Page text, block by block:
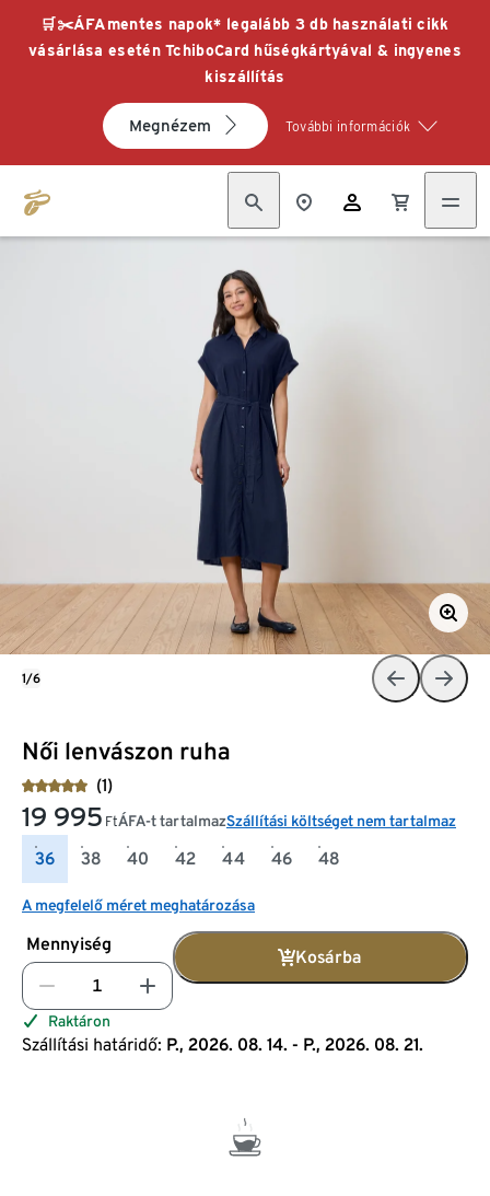
🛒✂️ÁFAmentes napok* legalább 3 db használati cikk
vásárlása esetén TchiboCard hűségkártyával & ingyenes
kiszállítás
Megnézem További információk
Női lenvászon ruha
(1)
19 995 FtÁFA-t tartalmazSzállítási költséget nem tartalmaz
36 38 40 42 44 46 48
A megfelelő méret meghatározása
Mennyiség
Kosárba
Raktáron
Szállítási határidő: P., 2026. 08. 14. - P., 2026. 08. 21.
1/6